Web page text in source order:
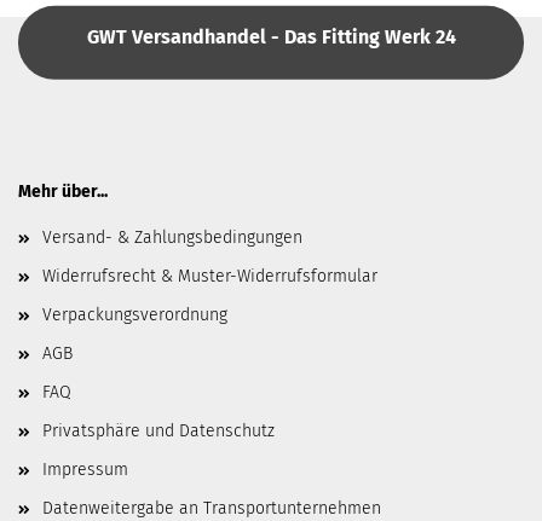
GWT Versandhandel - Das Fitting Werk 24
Mehr über...
Versand- & Zahlungsbedingungen
Widerrufsrecht & Muster-Widerrufsformular
Verpackungsverordnung
AGB
FAQ
Privatsphäre und Datenschutz
Impressum
Datenweitergabe an Transportunternehmen